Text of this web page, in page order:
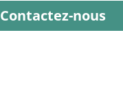
Contactez-nous